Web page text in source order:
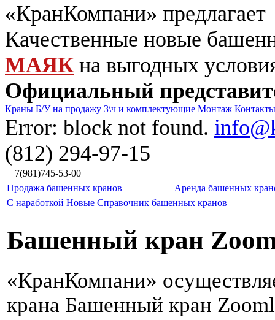
«КранКомпани» предлагает
Качественные новые
МАЯК на выгодных
Официальный
Краны Б/У на продажу З\ч и комплектующие Монтаж Контакты
Error: block not found.
(812) 294-97-15
+7(981)745-53-00
Продажа башенных кранов
Аренда башенных
С наработкой Новые Справочник башенных кранов
Башенный кран
«КранКомпани»
крана Башенный кран